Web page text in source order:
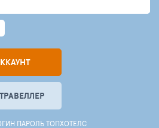
ПАРОЛЬ ТОПХОТЕЛС